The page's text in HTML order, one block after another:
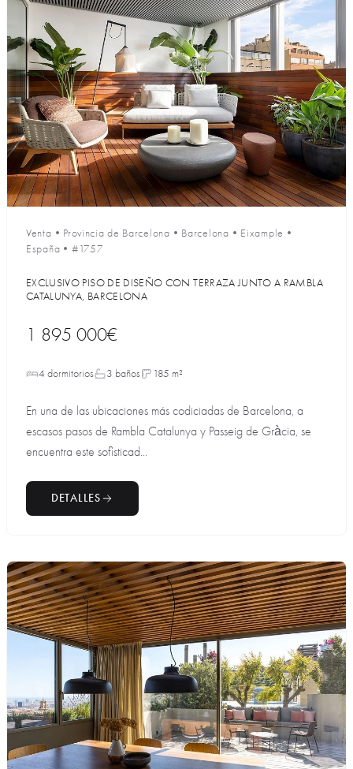
Venta • Provincia de Barcelona • Barcelona • Eixample •
España • #1757
EXCLUSIVO PISO DE DISEÑO CON TERRAZA JUNTO A RAMBLA
CATALUNYA, BARCELONA
1 895 000€
4 dormitorios 3 baños 185 m²
En una de las ubicaciones más codiciadas de Barcelona, a
escasos pasos de Rambla Catalunya y Passeig de Gràcia, se
encuentra este sofisticad...
DETALLES